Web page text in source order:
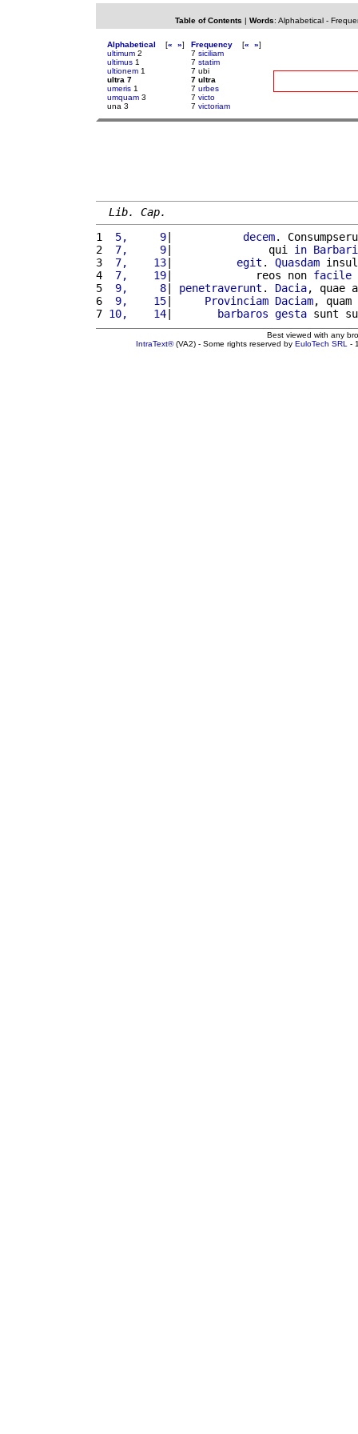
Table of Contents | Words: Alphabetical-
Alphabetical [« »]
ultimum 2
ultimus 1
ultionem 1
ultra 7
umeris 1
umquam 3
una 3
Frequency [« »]
7 siciliam
7 statim
7 ubi
7 ultra
7 urbes
7 victo
7 victoriam
Lib. Cap.
1
5,     9| decem.
2
7,     9|               qui in
3
7,    13| egit . Quasdam
4
7,    19|             reos non facile
5
9,     8| penetraverunt . Dacia, quae
6
9,    15| Provinciam Daciam, quam
7 10,    14| barbaros gesta sunt
Best viewed with any
IntraText®(VA2) - Some rights reserved by EuloTech SRL -